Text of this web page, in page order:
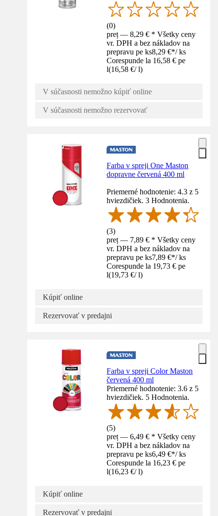
(0)
preț — 8,29 € * Všetky ceny
vr. DPH a bez nákladov na
prepravu pe ks8,29 €*/ ks
Corespunde la 16,58 € pe
l(16,58 €/ l)
V súčasnosti nemožno kúpiť online
V súčasnosti nemožno rezervovať
Farba v spreji One Maston
dopravne červená 400 ml
Priemerné hodnotenie: 4.3 z 5
hviezdičiek. 3 Hodnotenia.
(3)
preț — 7,89 € * Všetky ceny
vr. DPH a bez nákladov na
prepravu pe ks7,89 €*/ ks
Corespunde la 19,73 € pe
l(19,73 €/ l)
Kúpiť online
Rezervovať v predajni
Farba v spreji Color Maston
červená 400 ml
Priemerné hodnotenie: 3.6 z 5
hviezdičiek. 5 Hodnotenia.
(5)
preț — 6,49 € * Všetky ceny
vr. DPH a bez nákladov na
prepravu pe ks6,49 €*/ ks
Corespunde la 16,23 € pe
l(16,23 €/ l)
Kúpiť online
Rezervovať v predajni